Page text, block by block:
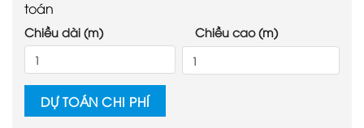
toán
Chiều dài (m) Chiều cao (m)
DỰ TOÁN CHI PHÍ